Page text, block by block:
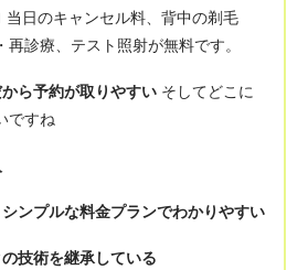
当日のキャンセル料、背中の剃毛
診療、テスト照射が無料です。
ら予約が取りやすい そしてどこに
ですね
ンプルな料金プランでわかりやすい
技術を継承している